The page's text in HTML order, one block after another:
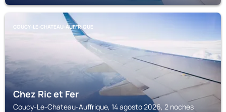
COUCY-LE-CHATEAU-AUFFRIQUE
Chez Ric et Fer
Coucy-Le-Chateau-Auffrique, 14 agosto 2026, 2 noches